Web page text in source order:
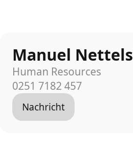
Manuel Nettels
Human Resources
0251 7182 457
Nachricht